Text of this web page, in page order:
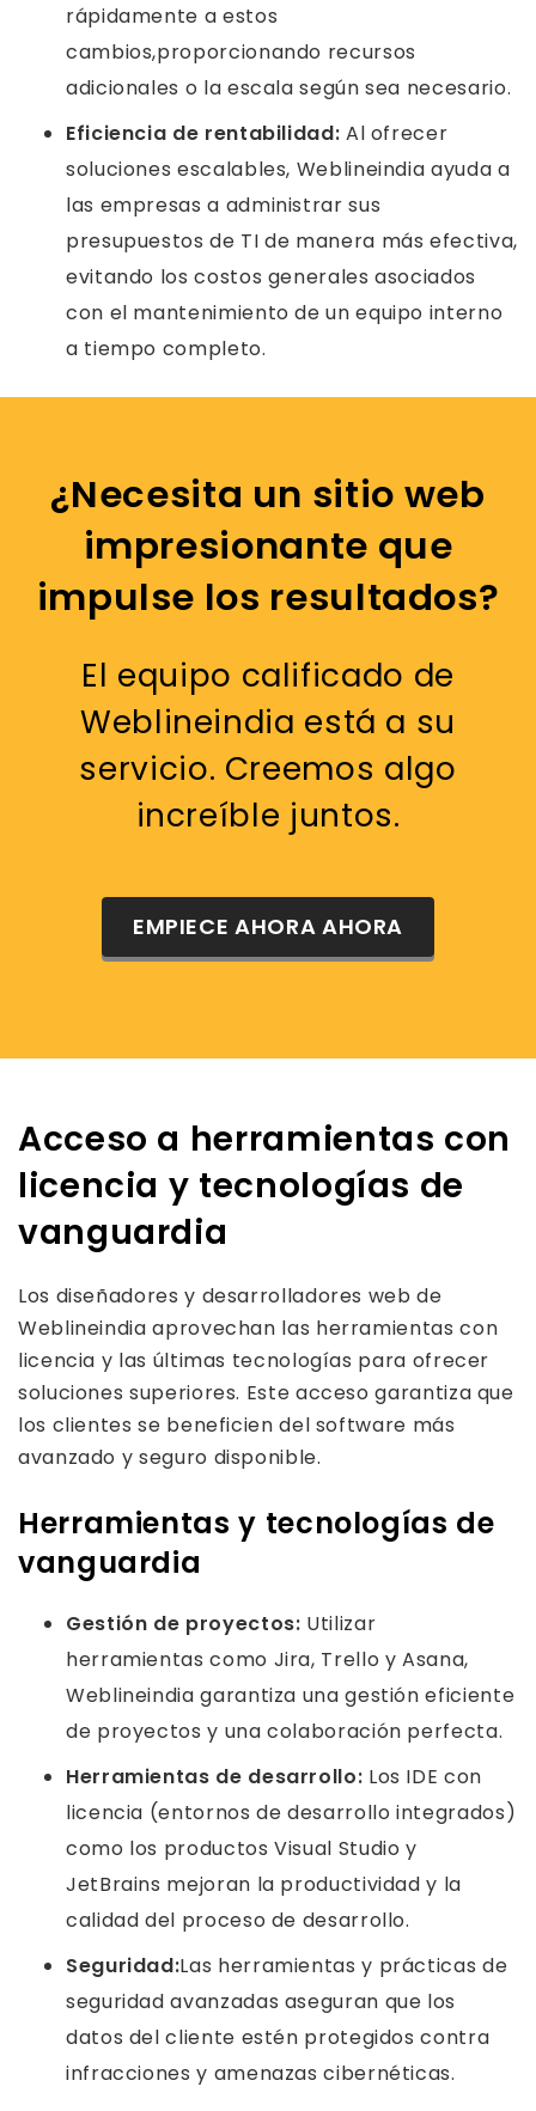
rápidamente a estos
cambios,proporcionando recursos
adicionales o la escala según sea necesario.
Eficiencia de rentabilidad: Al ofrecer
soluciones escalables, Weblineindia ayuda a
las empresas a administrar sus
presupuestos de TI de manera más efectiva,
evitando los costos generales asociados
con el mantenimiento de un equipo interno
a tiempo completo.
¿Necesita un sitio web
impresionante que
impulse los resultados?
El equipo calificado de
Weblineindia está a su
servicio. Creemos algo
increíble juntos.
EMPIECE AHORA AHORA
Acceso a herramientas con
licencia y tecnologías de
vanguardia
Los diseñadores y desarrolladores web de
Weblineindia aprovechan las herramientas con
licencia y las últimas tecnologías para ofrecer
soluciones superiores. Este acceso garantiza que
los clientes se beneficien del software más
avanzado y seguro disponible.
Herramientas y tecnologías de
vanguardia
Gestión de proyectos: Utilizar
herramientas como Jira, Trello y Asana,
Weblineindia garantiza una gestión eficiente
de proyectos y una colaboración perfecta.
Herramientas de desarrollo: Los IDE con
licencia (entornos de desarrollo integrados)
como los productos Visual Studio y
JetBrains mejoran la productividad y la
calidad del proceso de desarrollo.
Seguridad:Las herramientas y prácticas de
seguridad avanzadas aseguran que los
datos del cliente estén protegidos contra
infracciones y amenazas cibernéticas.